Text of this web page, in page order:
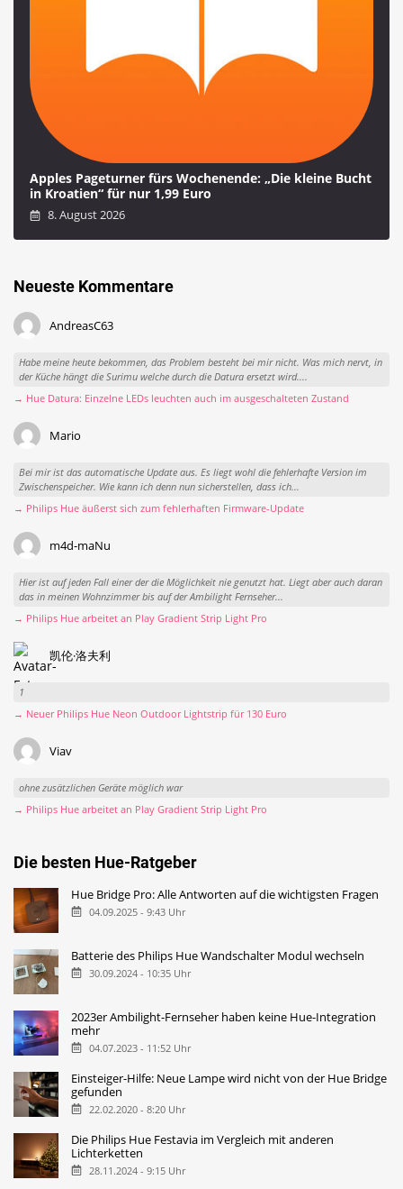
Apples Pageturner fürs Wochenende: „Die kleine Bucht
in Kroatien“ für nur 1,99 Euro
8. August 2026
Neueste Kommentare
AndreasC63
Habe meine heute bekommen, das Problem besteht bei mir nicht. Was mich nervt, in
der Küche hängt die Surimu welche durch die Datura ersetzt wird....
→ Hue Datura: Einzelne LEDs leuchten auch im ausgeschalteten Zustand
Mario
Bei mir ist das automatische Update aus. Es liegt wohl die fehlerhafte Version im
Zwischenspeicher. Wie kann ich denn nun sicherstellen, dass ich...
→ Philips Hue äußerst sich zum fehlerhaften Firmware-Update
m4d-maNu
Hier ist auf jeden Fall einer der die Möglichkeit nie genutzt hat. Liegt aber auch daran
das in meinen Wohnzimmer bis auf der Ambilight Fernseher...
→ Philips Hue arbeitet an Play Gradient Strip Light Pro
凯伦·洛夫利
1
→ Neuer Philips Hue Neon Outdoor Lightstrip für 130 Euro
Viav
ohne zusätzlichen Geräte möglich war
→ Philips Hue arbeitet an Play Gradient Strip Light Pro
Die besten Hue-Ratgeber
Hue Bridge Pro: Alle Antworten auf die wichtigsten Fragen
04.09.2025 - 9:43 Uhr
Batterie des Philips Hue Wandschalter Modul wechseln
30.09.2024 - 10:35 Uhr
2023er Ambilight-Fernseher haben keine Hue-Integration
mehr
04.07.2023 - 11:52 Uhr
Einsteiger-Hilfe: Neue Lampe wird nicht von der Hue Bridge
gefunden
22.02.2020 - 8:20 Uhr
Die Philips Hue Festavia im Vergleich mit anderen
Lichterketten
28.11.2024 - 9:15 Uhr